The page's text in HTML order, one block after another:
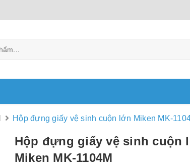
Hộp đựng giấy vệ sinh cuộn lớn Miken MK-
Hộp đựng giấy vệ sinh cuộn
Miken MK-1104M